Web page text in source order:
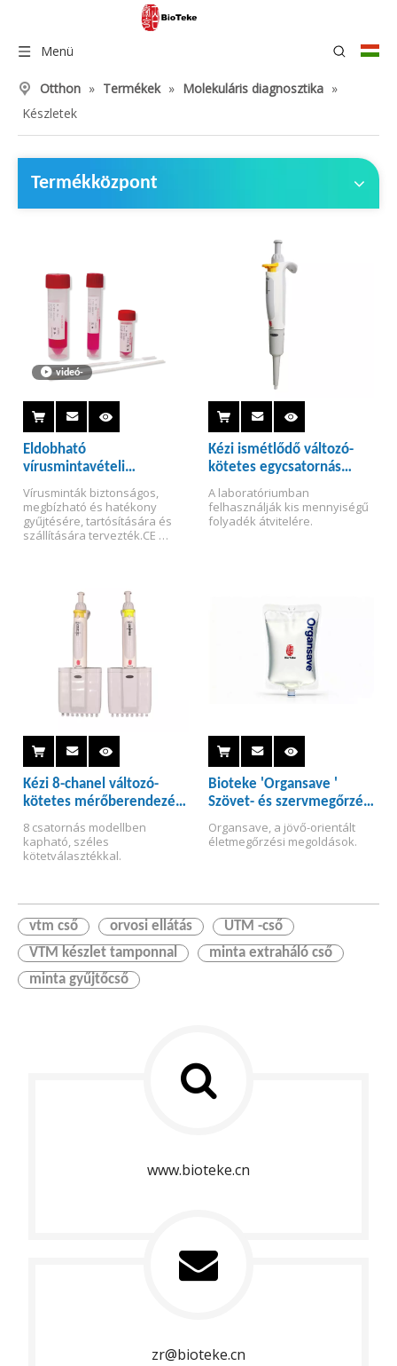
Menü
Otthon » Termékek » Molekuláris diagnosztika »
Készletek
Termékközpont
videó-
Eldobható
vírusmintavételi
tamponkészletek
Vírusminták biztonságos,
megbízható és hatékony
gyűjtésére, tartósítására és
szállítására tervezték.CE
Államok piacára.
Kézi ismétlődő változó-
kötetes egycsatornás
mikropipettor
A laboratóriumban
felhasználják kis mennyiségű
folyadék átvitelére.
Kézi 8-chanel változó-
kötetes mérőberendezés
mikropipetta
8 csatornás modellben
kapható, széles
kötetválasztékkal.
Bioteke 'Organsave '
Szövet- és szervmegőrzési
Organsave, a jövő-orientált
életmegőrzési megoldások.
vtm cső orvosi ellátás
UTM -cső
VTM készlet tamponnal
minta extraháló cső
minta gyűjtőcső
www.bioteke.cn
zr@bioteke.cn